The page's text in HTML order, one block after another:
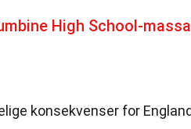
High School-
konsekvenser for